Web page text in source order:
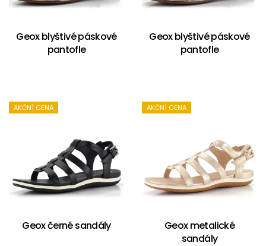
Geox blyštivé páskové
pantofle
Geox blyštivé páskové
pantofle
AKČNÍ CENA
Geox černé sandály
AKČNÍ CENA
Geox metalické
sandály